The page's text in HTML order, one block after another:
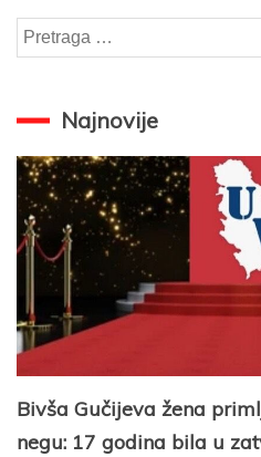
Pretraga
za:
Najnovije
Bivša Gučijeva žena
negu: 17 godina bila u